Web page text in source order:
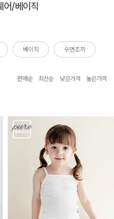
어/베이직
베이직 수면조끼
판매순 최신순 낮은가격 높은가격